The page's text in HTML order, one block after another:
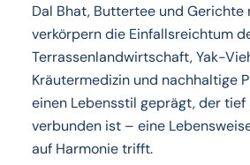
Dal Bhat, Buttertee und Gerichte
verkörpern die Einfallsreichtum
Terrassenlandwirtschaft, Yak-
Kräutermedizin und nachhaltige
einen Lebensstil geprägt, der
verbunden ist – eine
auf Harmonie trifft.